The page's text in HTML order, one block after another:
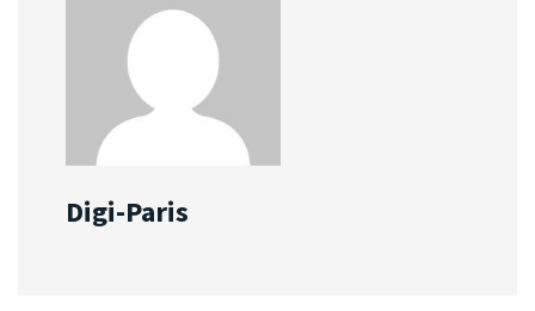
Digi-Paris